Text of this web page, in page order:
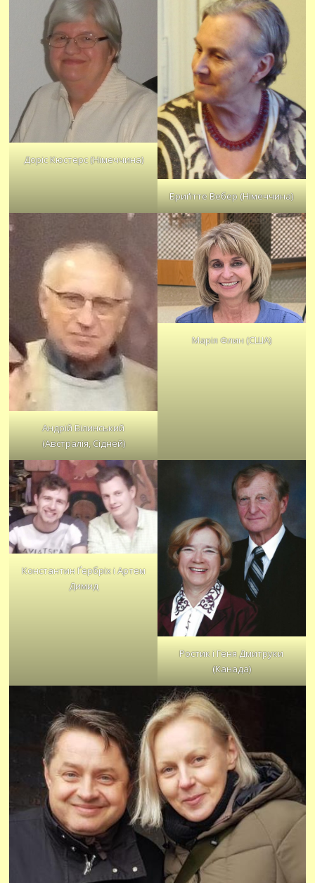
Доріс Кюстерс (Німеччина)
Бриґітте Вебер (Німеччина)
Андрій Білинський
(Австралія, Сідней)
Марія Флин (США)
Константин Ґербріх і Артем
Димид
Ростик і Геня Дмитруки
(Канада)